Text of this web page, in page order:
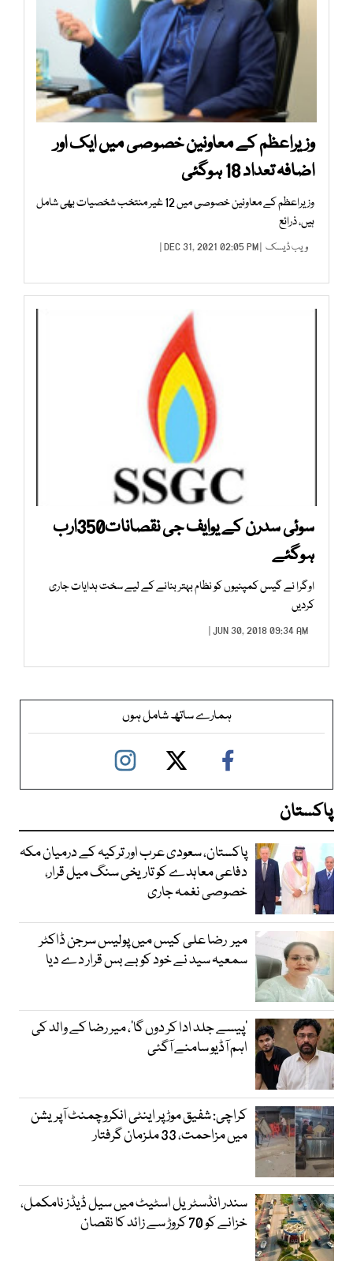
وزیراعظم کے معاونین خصوصی میں ایک اور
اضافہ تعداد 18 ہوگئی
وزیراعظم کے معاونین خصوصی میں 12 غیر منتخب شخصیات بھی شامل
ہیں، ذرائع
ویب ڈیسک | DEC 31, 2021 02:05 PM |
سوئی سدرن کے یوایف جی نقصانات350ارب
ہوگئے
اوگرا نے گیس کمپنیوں کو نظام بہتر بنانے کے لیے سخت ہدایات جاری
کردیں
JUN 30, 2018 09:34 AM |
ہمارے ساتھ شامل ہوں
پاکستان
پاکستان، سعودی عرب اور ترکیہ کے درمیان مکہ
دفاعی معاہدے کو تاریخی سنگ میل قرار،
خصوصی نغمہ جاری
میر رضا علی کیس میں پولیس سرجن ڈاکٹر
سمعیہ سید نے خود کو بے بس قرار دے دیا
’پیسے جلد ادا کر دوں گا‘، میر رضا کے والد کی
اہم آڈیو سامنے آگئی
کراچی: شفیق موڑ پر اینٹی انکروچمنٹ آپریشن
میں مزاحمت، 33 ملزمان گرفتار
سندر انڈسٹریل اسٹیٹ میں سیل ڈیڈز نامکمل،
خزانے کو 70 کروڑ سے زائد کا نقصان